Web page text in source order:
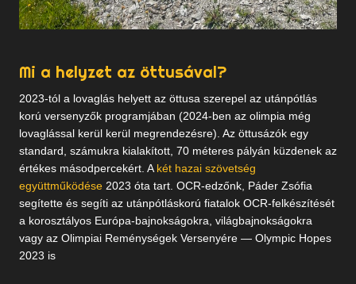
Mi a helyzet az öttusával?
2023-tól a lovaglás helyett az öttusa szerepel az utánpótlás
korú versenyzők programjában (2024-ben az olimpia még
lovaglással kerül kerül megrendezésre). Az öttusázók egy
standard, számukra kialakított, 70 méteres pályán küzdenek az
értékes másodpercekért. Akét hazai szövetség
együttműködése 2023 óta tart. OCR-edzőnk, Páder Zsófia
segítette és segíti az utánpótláskorú fiatalok OCR-felkészítését
a korosztályos Európa-bajnokságokra, világbajnokságokra
vagy az Olimpiai Reménységek Versenyére — Olympic Hopes
2023 is